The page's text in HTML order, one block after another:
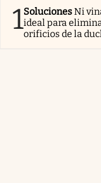
1SolucionesNi
ideal para
orificios de la